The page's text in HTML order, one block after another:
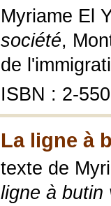
Myriame El
société,
de
ISBN : 2-
La ligne à
texte de
ligne à butin